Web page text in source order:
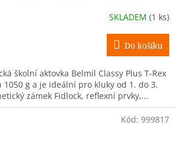
R
M
A
SKLADEM (1 ks)
Do košíku
školní aktovka Belmil Classy Plus T-Rex
1050 g a je ideální pro kluky od 1. do 3.
zámek Fidlock, reflexní prvky,...
Kód: 999817